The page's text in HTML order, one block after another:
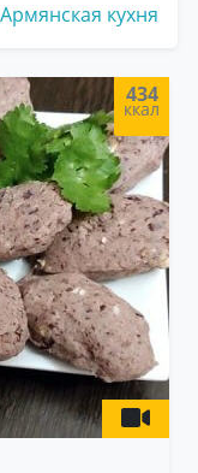
Армянская кухня
434
ккал